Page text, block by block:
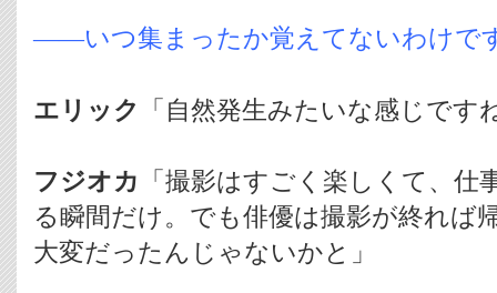
――いつ集まったか覚えてないわけで
エリック 「自然発生みたいな感じです
フジオカ
「撮影はすごく楽しくて、仕
る瞬間だけ。でも俳優は撮影が終れば
大変だったんじゃないかと」